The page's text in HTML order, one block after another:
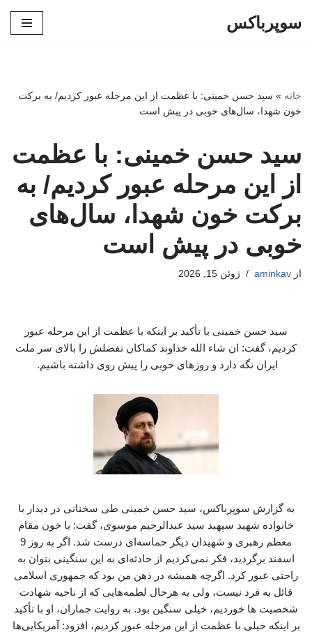
سوپرباکس
خانه » سید حسن خمینی: با عظمت از این مرحله عبور کردیم/ به برکت
خون شهدا، سال‌های خوبی در پیش است
سید حسن خمینی: با عظمت
از این مرحله عبور کردیم/ به
برکت خون شهدا، سال‌های
خوبی در پیش است
از aminkav ژوئن 15, 2026
سید حسن خمینی با تأکید بر اینکه با عظمت از این مرحله عبور
کردیم، گفت: ان شاء الله خداوند کماکان تفضلش را بالای سر ملت
ایران نگه دارد و روزهای خوبی را پیش روی داشته باشیم.
به گزارش سوپرباکس، سید حسن خمینی طی سخنانی در دیدار با
خانواده شهید سپهبد سید عبدالرحیم موسوی، گفت: با خون مقام
معظم رهبری و شهیدان دیگر حماسه‌ای درست شد. اگر به روز 9
اسفند برگردید، فکر نمی‌کردیم از حادثه‌ای به این سنگینی بتوان به
راحتی عبور کرد. اگرچه همیشه در ذهن من بود که جمهوری اسلامی
قائل به فرد نیست، ولی به هرحال لطمه‌هایی که از ناحیه شهادت
شخصیت ها خوردیم، خیلی سنگین بود. به روایت جماران، او با تأکید
بر اینکه خیلی با عظمت از این مرحله عبور کردیم، افزود: آمریکایی‌ها